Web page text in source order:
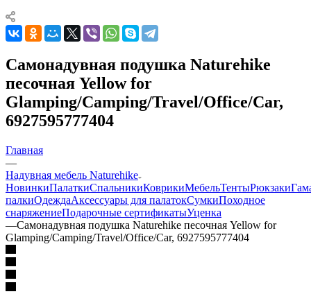
Самонадувная подушка Naturehike
песочная Yellow for
Glamping/Camping/Travel/Office/Car,
6927595777404
Главная
—
Надувная мебель Naturehike
НовинкиПалаткиСпальникиКоврикиМебельТентыРюкзаки
палкиОдеждаАксессуары для палатокСумкиПоходное
снаряжениеПодарочные сертификатыУценка
—Самонадувная подушка Naturehike песочная Yellow for
Glamping/Camping/Travel/Office/Car, 6927595777404